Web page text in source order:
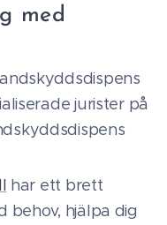
med
jurister på
har ett brett
behov, hjälpa dig